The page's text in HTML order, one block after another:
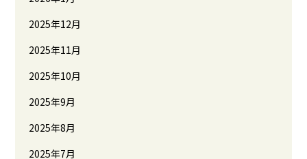
2025年12月
2025年11月
2025年10月
2025年9月
2025年8月
2025年7月